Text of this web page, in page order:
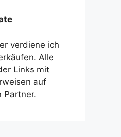
verdiene ich
Alle
Links mit
auf
Partner.